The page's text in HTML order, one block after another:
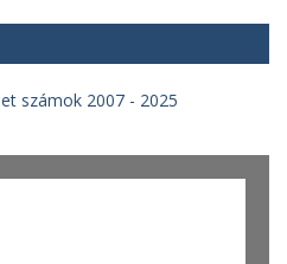
számok 2007 - 2025